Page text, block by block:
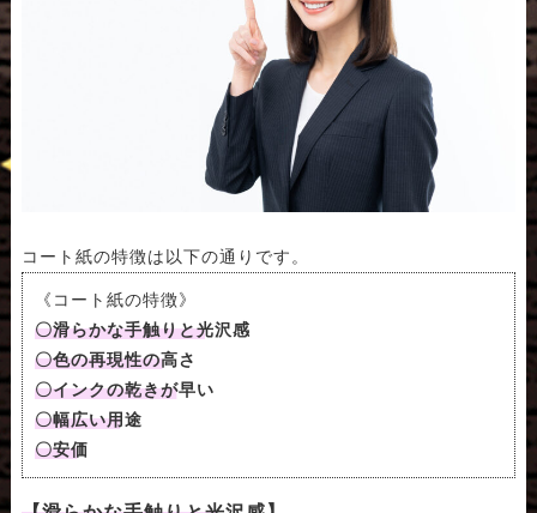
コート紙の特徴は以下の通りです。
《コート紙の特徴》
〇滑らかな手触りと光沢感
〇色の再現性の高さ
〇インクの乾きが早い
〇幅広い用途
〇安価